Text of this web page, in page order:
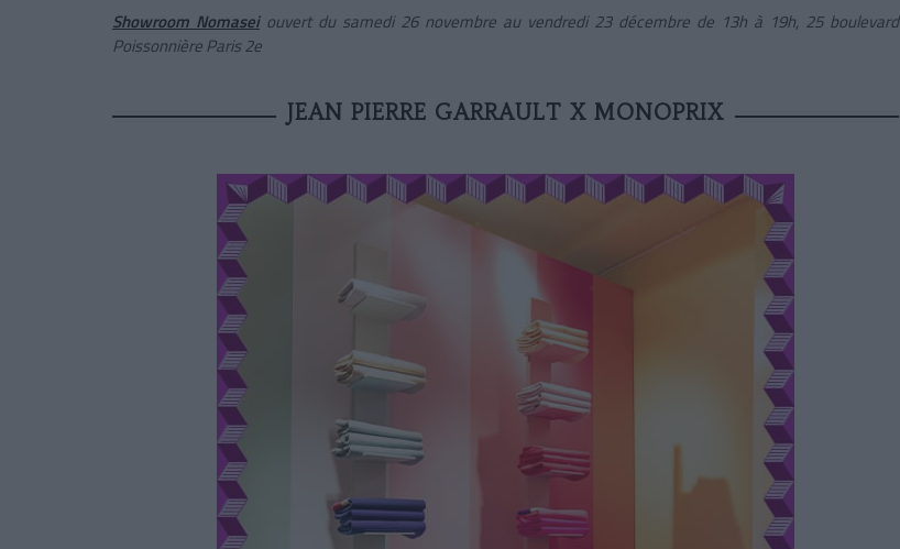
Showroom Nomaseiouvert du samedi 26 novembre au vendredi 23 décembre de 13h à 19h, 25 boulevard
Poissonnière Paris 2e
JEAN PIERRE GARRAULT X MONOPRIX